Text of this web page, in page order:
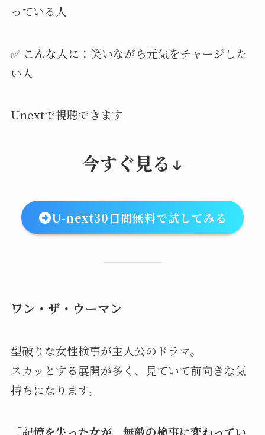
っている人
✅ こんな人に：笑いながら元気をチャージした
い人
Unextで視聴できます
今すぐ見る
U-next30日間無料で試してみる
ワン・ザ・ウーマン
型破りな女性検事が主人公のドラマ。
スカッとする展開が多く、見ていて前向きな気
持ちになります。
「記憶を失った女が、無敵の検事に変わってい